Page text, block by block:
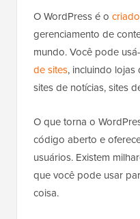
O WordPress é o
gerenciamento de
mundo. Você pode
de sites, incluindo
sites de notícias, sites
O que torna o
código aberto e
usuários. Existem
que você pode usar
coisa.